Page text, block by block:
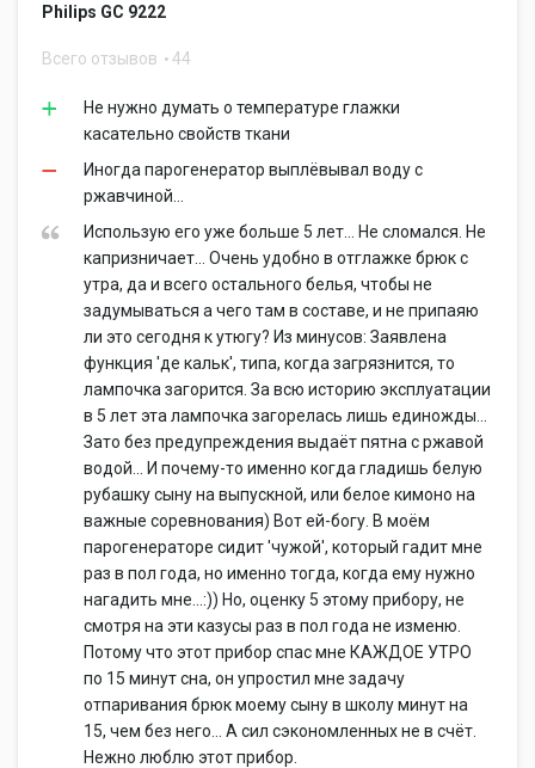
Philips GC 9222
Всего отзывов 44
Не нужно думать о температуре глажки
касательно свойств ткани
Иногда парогенератор выплёвывал воду с
ржавчиной...
Использую его уже больше 5 лет... Не сломался. Не
капризничает... Очень удобно в отглажке брюк с
утра, да и всего остального белья, чтобы не
задумываться а чего там в составе, и не припаяю
ли это сегодня к утюгу? Из минусов: Заявлена
функция 'де кальк', типа, когда загрязнится, то
лампочка загорится. За всю историю эксплуатации
в 5 лет эта лампочка загорелась лишь единожды...
Зато без предупреждения выдаёт пятна с ржавой
водой... И почему-то именно когда гладишь белую
рубашку сыну на выпускной, или белое кимоно на
важные соревнования) Вот ей-богу. В моём
парогенераторе сидит 'чужой', который гадит мне
раз в пол года, но именно тогда, когда ему нужно
нагадить мне...:)) Но, оценку 5 этому прибору, не
смотря на эти казусы раз в пол года не изменю.
Потому что этот прибор спас мне КАЖДОЕ УТРО
по 15 минут сна, он упростил мне задачу
отпаривания брюк моему сыну в школу минут на
15, чем без него... А сил сэкономленных не в счёт.
Нежно люблю этот прибор.